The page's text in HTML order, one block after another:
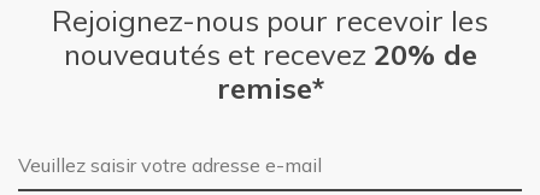
Rejoignez-nous pour recevoir les
nouveautés et recevez 20% de
remise*
Adresse e-mail